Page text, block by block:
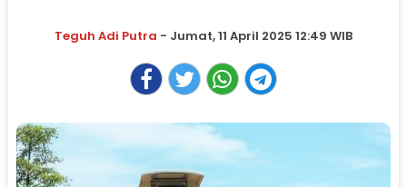
Teguh Adi Putra - Jumat, 11 April 2025 12:49 WIB